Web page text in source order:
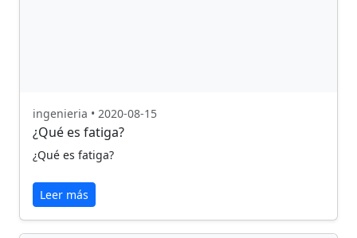
ingenieria • 2020-08-15
¿Qué es fatiga?
¿Qué es fatiga?
Leer más